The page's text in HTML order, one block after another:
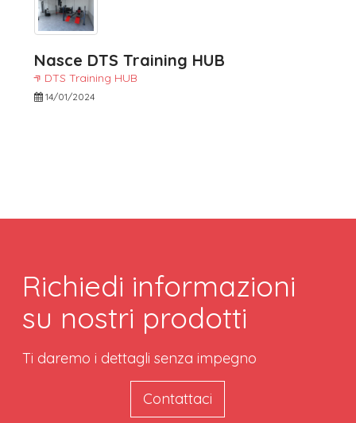
Nasce DTS Training HUB
DTS Training HUB
14/01/2024
Richiedi informazioni
su nostri prodotti
Ti daremo i dettagli senza impegno
Contattaci